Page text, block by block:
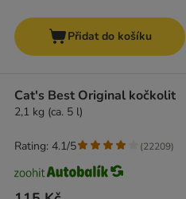
Přidat do košíku
Cat's Best Original kočkolit
2,1 kg (ca. 5 l)
Rating: 4.1/5 (22209)